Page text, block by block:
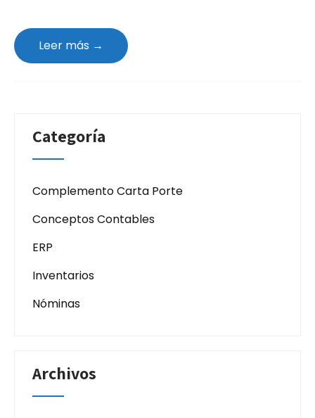
Leer más →
Categoría
Complemento Carta Porte
Conceptos Contables
ERP
Inventarios
Nóminas
Archivos